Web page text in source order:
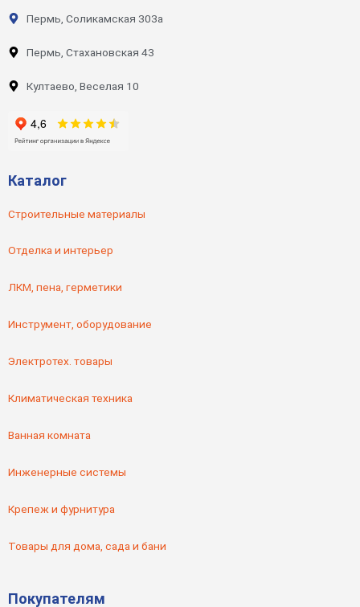
Пермь, Соликамская 303а
Пермь, Стахановская 43
Култаево, Веселая 10
Каталог
Строительные материалы
Отделка и интерьер
ЛКМ, пена, герметики
Инструмент, оборудование
Электротех. товары
Климатическая техника
Ванная комната
Инженерные системы
Крепеж и фурнитура
Товары для дома, сада и бани
Покупателям